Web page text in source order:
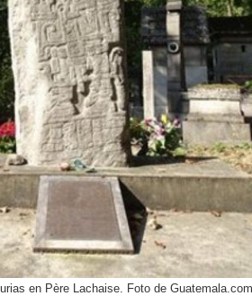
en Père Lachaise. Foto de Guatemala.com